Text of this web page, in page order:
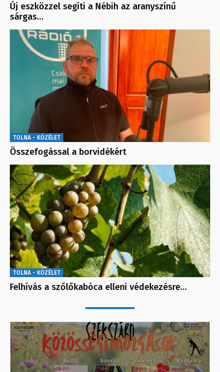
Új eszközzel segíti a Nébih az aranyszínű
sárgas…
TOLNA - KÖZÉLET
Összefogással a borvidékért
TOLNA - KÖZÉLET
Felhívás a szőlőkabóca elleni védekezésre…